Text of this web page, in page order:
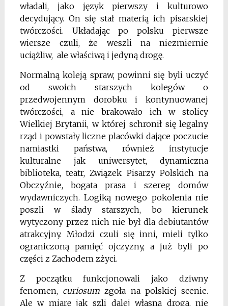
władali, jako język pierwszy i kulturowo
decydujący. On się stał materią ich pisarskiej
twórczości. Układając po polsku pierwsze
wiersze czuli, że weszli na niezmiernie
uciążliw, ale właściwą i jedyną drogę.
Normalną koleją spraw, powinni się byli uczyć
od swoich starszych kolegów o
przedwojennym dorobku i kontynuowanej
twórczości, a nie brakowało ich w stolicy
Wielkiej Brytanii, w której schronił się legalny
rząd i powstały liczne placówki dające poczucie
namiastki państwa, również instytucje
kulturalne jak uniwersytet, dynamiczna
biblioteka, teatr, Związek Pisarzy Polskich na
Obczyźnie, bogata prasa i szereg domów
wydawniczych. Logiką nowego pokolenia nie
poszli w ślady starszych, bo kierunek
wytyczony przez nich nie był dla debiutantów
atrakcyjny. Młodzi czuli się inni, mieli tylko
ograniczoną pamięć ojczyzny, a już byli po
części z Zachodem zżyci.
Z początku funkcjonowali jako dziwny
fenomen, curiosum zgoła na polskiej scenie.
Ale w miarę jak szli dalej własną drogą, nie